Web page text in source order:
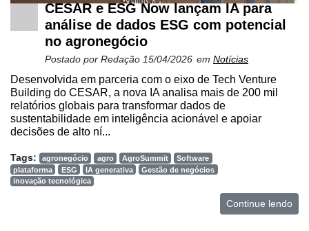
CESAR e ESG Now lançam IA para
análise de dados ESG com potencial
no agronegócio
Postado por Redação 15/04/2026 em Notícias
Desenvolvida em parceria com o eixo de Tech Venture
Building do CESAR, a nova IA analisa mais de 200 mil
relatórios globais para transformar dados de
sustentabilidade em inteligência acionável e apoiar
decisões de alto ní...
Tags: agronegócio agro AgroSummit
Software
plataforma
ESG IA generativa
Gestão de negócios
inovação tecnológica
Continue lendo